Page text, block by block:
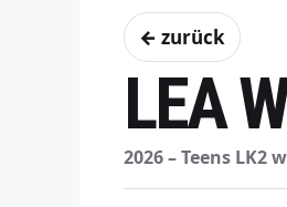
← zurück
LEA
2026 – Teens LK2